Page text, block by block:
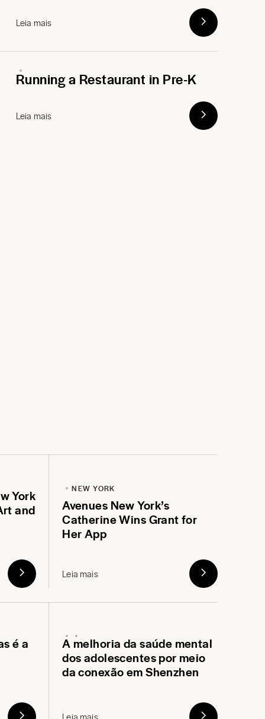
Leia mais
Running a Restaurant in Pre-K
Leia mais
York
and
NEW YORK
Avenues New York’s
Catherine Wins Grant for
Her App
Leia mais
é a
A melhoria da saúde mental
dos adolescentes por meio
da conexão em Shenzhen
Leia mais